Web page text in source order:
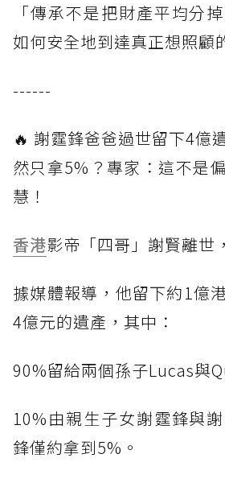
「傳承不是把財產平均分
如何安全地到達真正想照顧
------
🔥 謝霆鋒爸爸過世留下4億
然只拿5%？專家：這不是
慧！
香港影帝「四哥」謝賢離世
據媒體報導，他留下約1億
4億元的遺產，其中：
90%留給兩個孫子Lucas與
10%由親生子女謝霆鋒與
鋒僅約拿到5%。